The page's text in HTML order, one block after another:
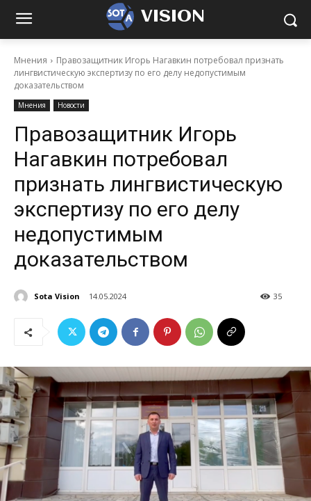
VISION
Мнения
Правозащитник Игорь Нагавкин потребовал признать
лингвистическую экспертизу по его делу недопустимым
доказательством
Мнения Новости
Правозащитник Игорь
Нагавкин потребовал
признать лингвистическую
экспертизу по его делу
недопустимым
доказательством
Sota Vision 14.05.2024 35